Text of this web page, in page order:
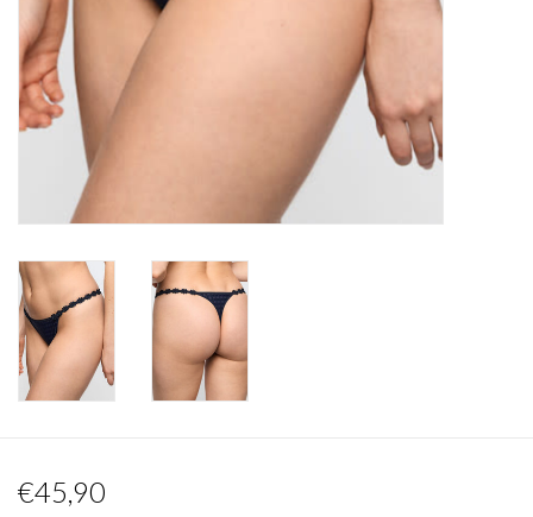
Lingerie-accessoires
Cadeaubonnen
€45,90